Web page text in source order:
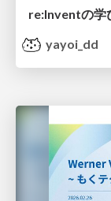
yayoi_dd